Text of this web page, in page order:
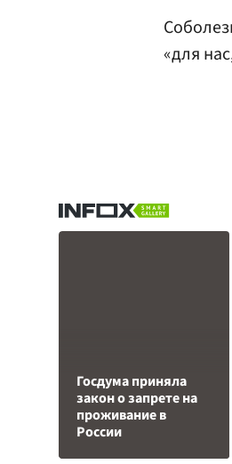
«для
Госдума приняла
закон о запрете на
проживание в
России